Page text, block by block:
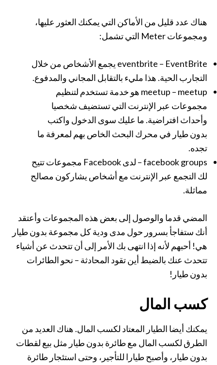
هناك عدد قليل من الأماكن التي يمكنك العثور عليها،
ومجموعات Meter التي تشمل:
eventbrite – EventBrite يجمع الأشخاص من خلال
التجارب الحية. هذا مليء بالتقابل المجاني والمدفوع.
meetup – meetup هو خدمة تستخدم لتنظيم
مجموعات عبر الإنترنت التي تستضيف شخصيا
وأحداث افتراضية. ما عليك سوى الدخول واكتب
بدون طيار في محرك البحث الخاص بهم لمعرفة ما
تجده.
facebook groups – لدى Facebook مجموعات تتيح
لك التجمع عبر الإنترنت مع أشخاص يشاركون مصالح
مماثلة.
المضي قدما والوصول إلى بعض هذه المجموعات وأعتقد
أنك ستفاجأ بسرور حول مدى ودية كل مجموعة بدون طيار
هي! أحبهم لأنه إذا انتهى بك الأمر إلى أن تتحدث عن أشياء
تتحدث عنك بالضبط أين تقود المحادثة – نحو الطائرات
بدون طيار!
كسب المال
يمكنك أيضا الطيار المعتاد لكسب المال. هناك العديد من
الطرق لكسب المال مع طائرة بدون طيار مثل بيع لقطات
بدون طيار، وأصبح طيارا للتأجير، وحتى استئجار طائرة